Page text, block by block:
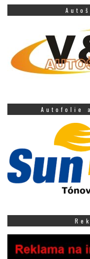
Autofolie